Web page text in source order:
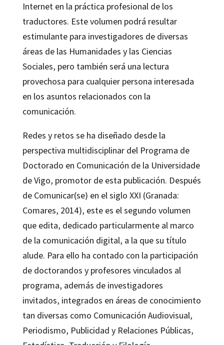
Internet en la práctica profesional de los
traductores. Este volumen podrá resultar
estimulante para investigadores de diversas
áreas de las Humanidades y las Ciencias
Sociales, pero también será una lectura
provechosa para cualquier persona interesada
en los asuntos relacionados con la
comunicación.
Redes y retos se ha diseñado desde la
perspectiva multidisciplinar del Programa de
Doctorado en Comunicación de la Universidade
de Vigo, promotor de esta publicación. Después
de Comunicar(se) en el siglo XXI (Granada:
Comares, 2014), este es el segundo volumen
que edita, dedicado particularmente al marco
de la comunicación digital, a la que su título
alude. Para ello ha contado con la participación
de doctorandos y profesores vinculados al
programa, además de investigadores
invitados, integrados en áreas de conocimiento
tan diversas como Comunicación Audiovisual,
Periodismo, Publicidad y Relaciones Públicas,